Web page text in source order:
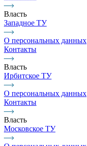
Власть
Западное ТУ
О персональных данных
Контакты
Власть
Ирбитское ТУ
О персональных данных
Контакты
Власть
Московское ТУ